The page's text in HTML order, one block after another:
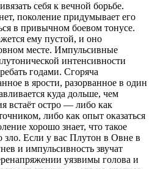
себя к вечной борьбе.
поколение придумывает его
в привычном боевом тонусе.
ему пустой, и оно
месте. Импульсивные
интенсивности
годами. Сгоряча
в ярости, разорванное в один
куда дольше, чем
встаёт остро — либо как
либо как опыт оказаться
хорошо знает, что такое
зло. Если у вас Плутон в Овне в
и импульсивность звучат
уязвимы голова и